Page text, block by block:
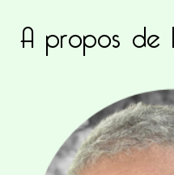
A propos de